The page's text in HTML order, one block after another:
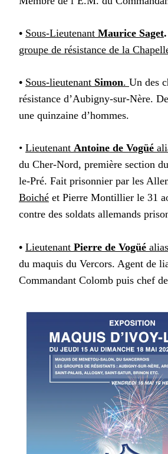
• Sous-Lieutenant Maurice Saget.
groupe de résistance de la
• Sous-lieutenant Simon. Un des
résistance d’Aubigny-sur-Nère.
une quinzaine d’hommes.
• Lieutenant Antoine de Vogüé
du Cher-Nord, première section
le-Pré. Fait prisonnier par les
Boiché et Pierre Montillier le 31
contre des soldats allemands
• Lieutenant Pierre de Vogüé alias
du maquis du Vercors. Agent de
Commandant Colomb puis chef